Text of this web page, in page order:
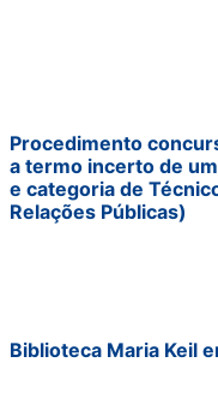
Procedimento
a termo incerto de
e categoria de
Relações Públicas)
Biblioteca Maria Keil